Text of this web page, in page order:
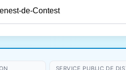
SERVICE PUBLIC DE